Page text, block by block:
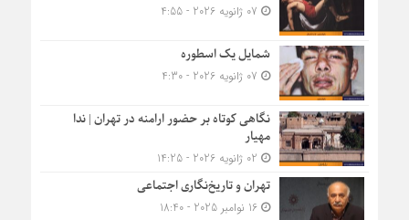
شمایل یک اسطوره
نگاهی کوتاه بر حضور ارامنه در تهران | ندا
مهیار
تهران و تاریخ‌نگاری اجتماعی
16 نوامبر 2025 - 18:40